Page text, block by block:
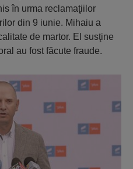
în urma reclamaţiilor
din 9 iunie. Mihaiu a
de martor. El susţine
au fost făcute fraude.